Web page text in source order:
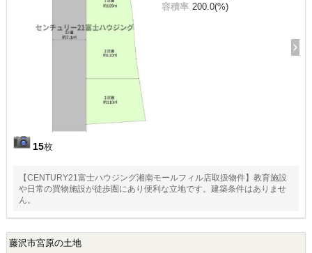
15枚
容積率 200.0(%)
【CENTURY21富士ハウジング湘南モールフィル店取扱物件】教育施設
や日常の買物施設が徒歩圏にあり便利な立地です。建築条件はありませ
ん。
藤沢市宮原の土地